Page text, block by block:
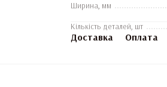
Ширина, мм
Кількість деталей, шт
Доставка Оплата